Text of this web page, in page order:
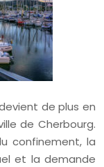
de plus en
de Cherbourg.
confinement, la
et la demande